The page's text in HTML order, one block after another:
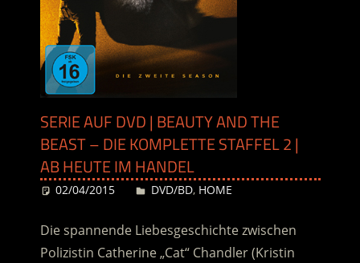
SERIE AUF DVD | BEAUTY AND THE
BEAST – DIE KOMPLETTE STAFFEL 2 |
AB HEUTE IM HANDEL
02/04/2015 Desiree
DVD/BD, HOME
Die spannende Liebesgeschichte zwischen
Polizistin Catherine „Cat“ Chandler (Kristin